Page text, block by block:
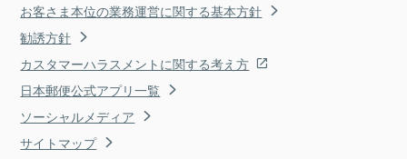
お客さま本位の業務運営に関する基本方針
勧誘方針
カスタマーハラスメントに関する考え方
日本郵便公式アプリ一覧
ソーシャルメディア
サイトマップ